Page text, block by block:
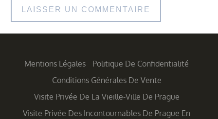
Mentions Légales
Politique De Confidentialité
Conditions Générales De Vente
Visite Privée De La Vieille-Ville De Prague
Visite Privée Des Incontournables De Prague En